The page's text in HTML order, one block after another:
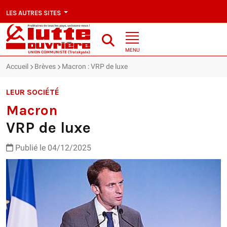
LES AUTRES SITES
MENU
Accueil Brèves Macron : VRP de luxe
LEUR SOCIÉTÉ
Macron
VRP de luxe
Publié le 04/12/2025